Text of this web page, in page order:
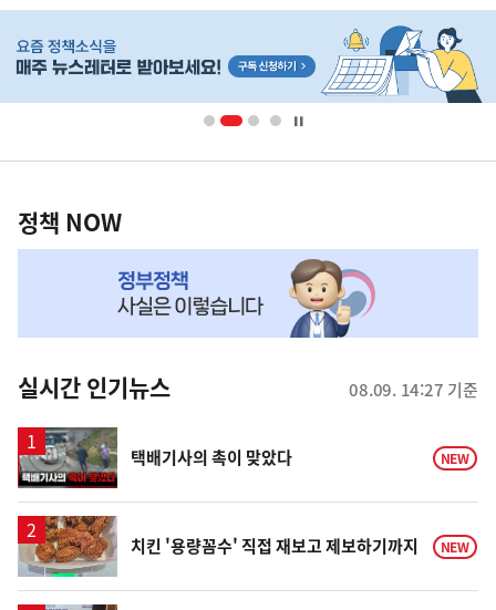
단
배
영
책
NOW,
뉴
스
정책 NOW
실시간 인기뉴스 08.09. 14:27 기준
영
상
택배기사의 촉이 맞았다 NEW
치킨 '용량꼼수' 직접 재보고 제보하기까지 NEW